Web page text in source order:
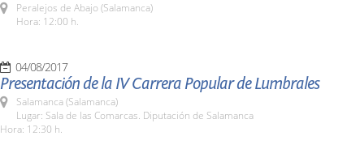
Peralejos de Abajo (Salamanca)
Hora: 12:00 h.
04/08/2017
Presentación de la IV Carrera Popular de Lumbrales
Salamanca (Salamanca)
Lugar: Sala de las Comarcas. Diputación de Salamanca
Hora: 12:30 h.